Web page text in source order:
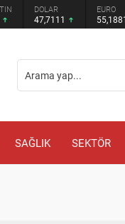
EURO
55,1881
STERLİN
64,4139
SAĞLIK SEKTÖR